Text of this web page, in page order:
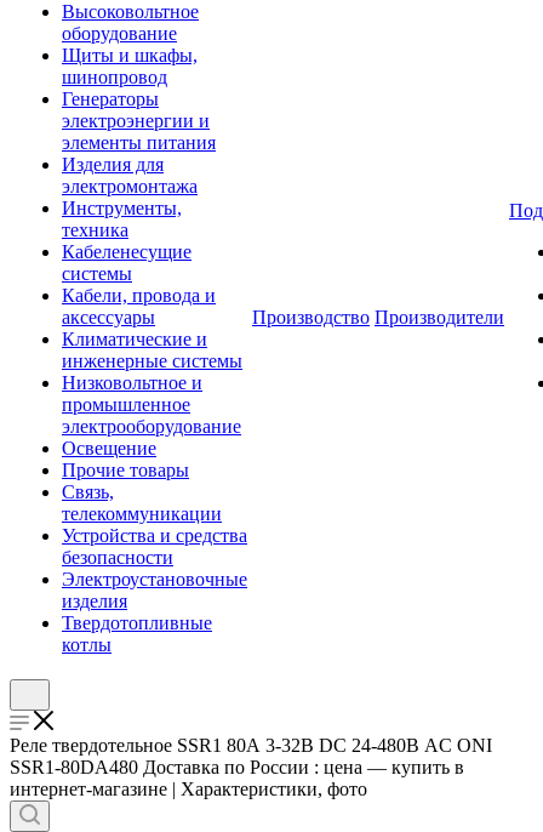
Высоковольтное
оборудование
Щиты и шкафы,
шинопровод
Генераторы
электроэнергии и
элементы питания
Изделия для
электромонтажа
Инструменты,
техника
Кабеленесущие
системы
Кабели, провода и
аксессуары
Климатические и
инженерные системы
Низковольтное и
промышленное
электрооборудование
Освещение
Прочие товары
Связь,
телекоммуникации
Устройства и средства
безопасности
Электроустановочные
изделия
Твердотопливные
котлы
Производство Производители
Реле твердотельное SSR1 80А 3-32В DC 24-480В AC ONI
SSR1-80DA480 Доставка по России : цена — купить в
интернет-магазине | Характеристики, фото